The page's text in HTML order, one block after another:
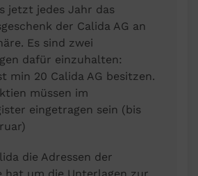
jetzt jedes Jahr das
der Calida AG an
Es sind zwei
dafür einzuhalten:
min 20 Calida AG besitzen.
müssen im
eingetragen sein (bis
die Adressen der